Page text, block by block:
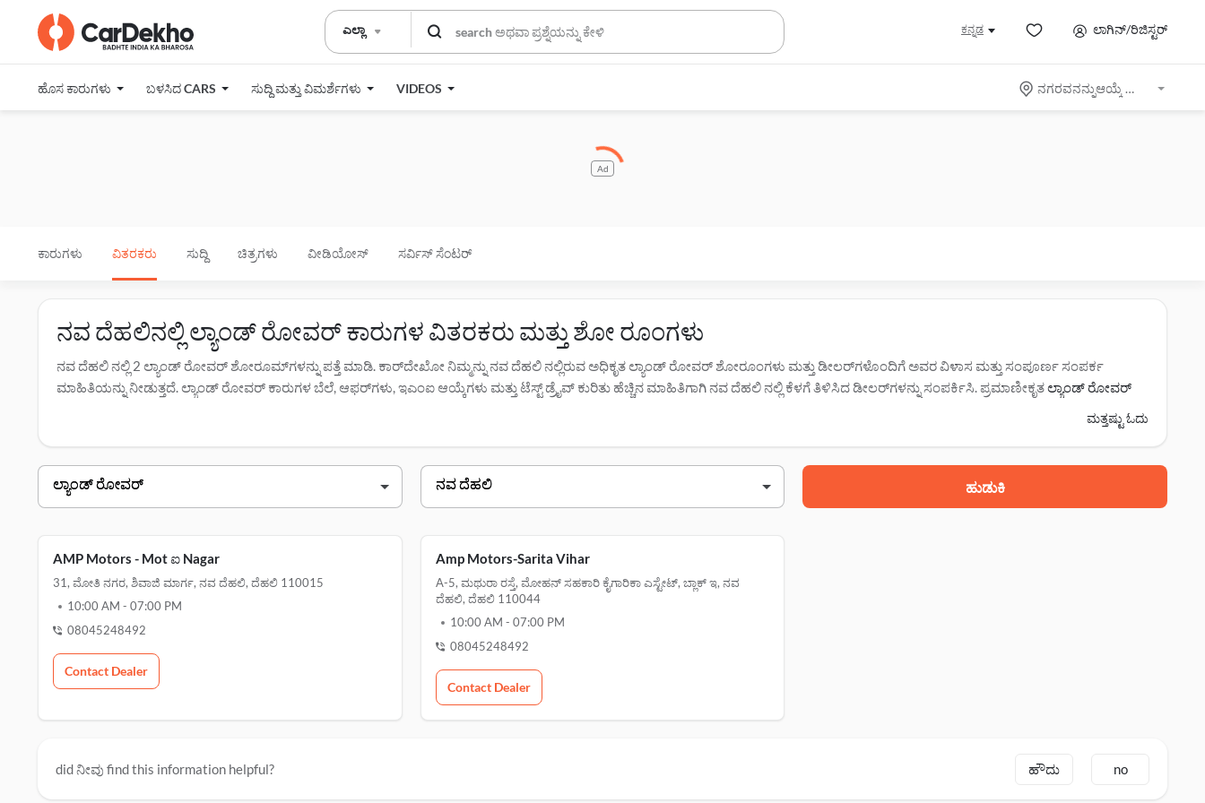
ಎಲ್ಲಾ ಕನ್ನಡ ಲಾಗಿನ್/ರಿಜಿಸ್ಟರ್
ಹೊಸ ಕಾರುಗಳು ಬಳಸಿದ CARS ಸುದ್ದಿ ಮತ್ತು ವಿಮರ್ಶೆಗಳು VIDEOS ನಗರವನನ್ನುಆಯ್ಕೆ ಮಾಡಿ
Ad
ಕಾರುಗಳು ವಿತರಕರು ಸುದ್ದಿ ಚಿತ್ರಗಳು ವೀಡಿಯೋಸ್ ಸರ್ವಿಸ್ ಸೆಂಟರ್
ನವ ದೆಹಲಿನಲ್ಲಿ ಲ್ಯಾಂಡ್ ರೋವರ್ ಕಾರುಗಳ ವಿತರಕರು ಮತ್ತು ಶೋ ರೂಂಗಳು
ನವ ದೆಹಲಿ ನಲ್ಲಿ 2 ಲ್ಯಾಂಡ್ ರೋವರ್ ಶೋರೂಮ್‌ಗಳನ್ನು ಪತ್ತೆ ಮಾಡಿ. ಕಾರ್‌ದೇಖೋ ನಿಮ್ಮನ್ನು ನವ ದೆಹಲಿ ನಲ್ಲಿರುವ ಅಧಿಕೃತ ಲ್ಯಾಂಡ್ ರೋವರ್ ಶೋರೂಂಗಳು ಮತ್ತು ಡೀಲರ್‌ಗಳೊಂದಿಗೆ ಅವರ ವಿಳಾಸ ಮತ್ತು ಸಂಪೂರ್ಣ ಸಂಪರ್ಕ
ಮಾಹಿತಿಯನ್ನು ನೀಡುತ್ತದೆ. ಲ್ಯಾಂಡ್ ರೋವರ್ ಕಾರುಗಳ ಬೆಲೆ, ಆಫರ್‌ಗಳು, ಇಎಂಐ ಆಯ್ಕೆಗಳು ಮತ್ತು ಟೆಸ್ಟ್ ಡ್ರೈವ್ ಕುರಿತು ಹೆಚ್ಚಿನ ಮಾಹಿತಿಗಾಗಿ ನವ ದೆಹಲಿ ನಲ್ಲಿ ಕೆಳಗೆ ತಿಳಿಸಿದ ಡೀಲರ್‌ಗಳನ್ನು ಸಂಪರ್ಕಿಸಿ. ಪ್ರಮಾಣೀಕೃತಲ್ಯಾಂಡ್ ರೋವರ್
ಡೀಲರ್ ಹೆಸರು
ವಿಳಾಸ
amp motors - ಮೋತಿ ನಗರ
31, ಮೋತಿ ನಗರ, ಶಿವಾಜಿ ಮಾರ್ಗ, ನವ ದೆಹಲಿ, 110015
amp motors-sarita vihara-5, ಮಥುರಾ ರಸ್ತೆ, ಮೋಹನ್ ಸಹಕಾರಿ ಕೈಗಾರಿಕಾ ಎಸ್ಟೇಟ್, ಬ್ಲಾಕ್ ಇ, ನವ ದೆಹಲಿ, 110044
ಮತ್ತಷ್ಟು ಓದು
ಹುಡುಕಿ
AMP Motors - Mot ಐ Nagar
31, ಮೋತಿ ನಗರ, ಶಿವಾಜಿ ಮಾರ್ಗ, ನವ ದೆಹಲಿ, ದೆಹಲಿ 110015
10:00 AM - 07:00 PM
08045248492
Contact Dealer
Amp Motors-Sarita Vihar
A-5, ಮಥುರಾ ರಸ್ತೆ, ಮೋಹನ್ ಸಹಕಾರಿ ಕೈಗಾರಿಕಾ ಎಸ್ಟೇಟ್, ಬ್ಲಾಕ್ ಇ, ನವ
ದೆಹಲಿ, ದೆಹಲಿ 110044
10:00 AM - 07:00 PM
08045248492
Contact Dealer
did ನೀವು find this information helpful? ಹೌದು no